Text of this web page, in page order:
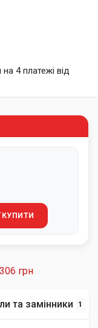
на 4 платежі від
КУПИТИ
грн
та замінники 1